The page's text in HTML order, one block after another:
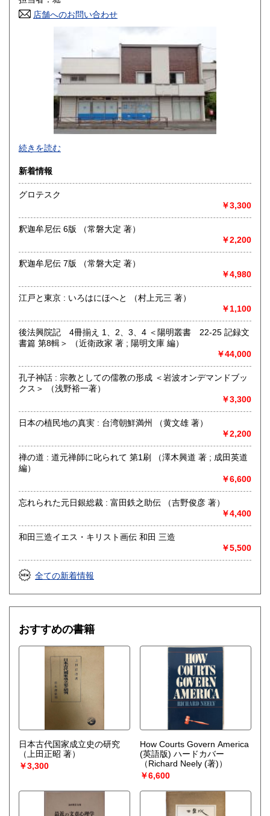
高知県 1,800円
長崎県
1,800円
鹿児島県
1,800円
店舗へのお問い合わせ
はじめまして、株式会社Wit tech 古書Upproと申します。読
み方は【カブシキガイシャ ウイットテック】 【コショ
アプロ】です。どうぞよろしくお願いいたします。
が、ご都合の悪い場合は、【FAX】、【はがき等】のご注文
も対応致します。
〒215-0016 川崎市麻生区早野498-1(株)Wit tech古書Uppro
※2026年5月から電話注文は都合により廃止いたしました。
申し訳ございません。FAXで対応いたしますのでよろしくお
願いいたします。
沿線名：小田急線または東急田園都市線
最寄駅：柿生(小田急線)、市ヶ尾(田園都市線)
定休日：土日祝日
思想・哲学・宗教など買取いたします。
090-3783-8789
取り扱い分野
の他）
続きを読む
新着情報
グロテスク
￥3,300
釈迦牟尼伝 6版 （常磐大定 著）
￥2,200
釈迦牟尼伝 7版 （常磐大定 著）
￥4,980
江戸と東京 : いろはにほへと （村上元三 著）
￥1,100
後法興院記 4冊揃え 1、2、3、4 ＜陽明叢書 22-25 記録文
書篇 第8輯＞ （近衛政家 著 ; 陽明文庫 編）
￥44,000
孔子神話 : 宗教としての儒教の形成 ＜岩波オンデマンドブッ
クス＞ （浅野裕一著）
￥3,300
日本の植民地の真実 : 台湾朝鮮満州 （黄文雄 著）
￥2,200
禅の道 : 道元禅師に叱られて 第1刷 （澤木興道 著 ; 成田英道
編）
￥6,600
忘れられた元日銀総裁 : 富田鉄之助伝 （吉野俊彦 著）
￥4,400
和田三造イエス・キリスト画伝 和田 三造
￥5,500
全ての新着情報
おすすめの書籍
日本古代国家成立史の研究
（上田正昭 著）
￥3,300
How Courts Govern America
(英語版) ハードカバー
（Richard Neely (著)）
￥6,600